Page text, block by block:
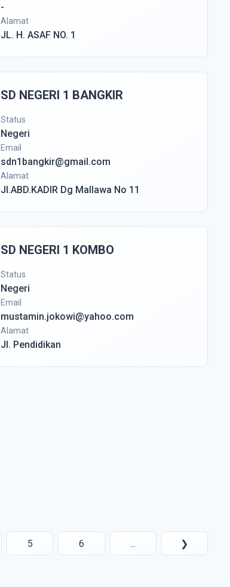
-
Alamat
JL. H. ASAF NO. 1
SD NEGERI 1 BANGKIR
Status
Negeri
Email
sdn1bangkir@gmail.com
Alamat
Jl.ABD.KADIR Dg Mallawa No 11
SD NEGERI 1 KOMBO
Status
Negeri
Email
mustamin.jokowi@yahoo.com
Alamat
Jl. Pendidikan
5 6 ... ❯